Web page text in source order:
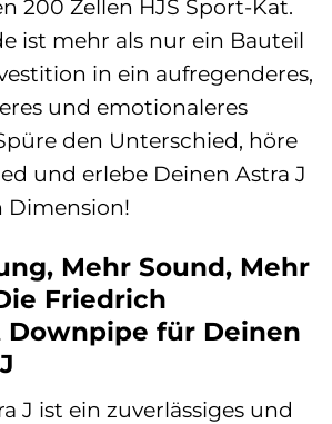
200 Zellen HJS Sport-Kat.
ist mehr als nur ein Bauteil
in ein aufregenderes,
und emotionaleres
den Unterschied, höre
und erlebe Deinen Astra J
Dimension!
Mehr Sound, Mehr
Friedrich
Downpipe für Deinen
J ist ein zuverlässiges und